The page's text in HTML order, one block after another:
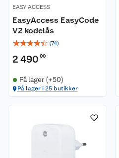
EASY ACCESS
EasyAccess EasyCode
V2 kodelås
☆☆☆☆☆ (74)
2 490 00
På lager (+50)
På lager i 25 butikker